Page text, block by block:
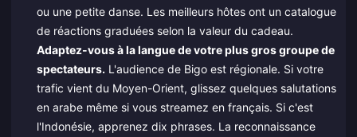
ou une petite danse. Les meilleurs hôtes ont un catalogue
de réactions graduées selon la valeur du cadeau.
Adaptez-vous à la langue de votre plus gros groupe de
spectateurs. L'audience de Bigo est régionale. Si votre
trafic vient du Moyen-Orient, glissez quelques salutations
en arabe même si vous streamez en français. Si c'est
l'Indonésie, apprenez dix phrases. La reconnaissance